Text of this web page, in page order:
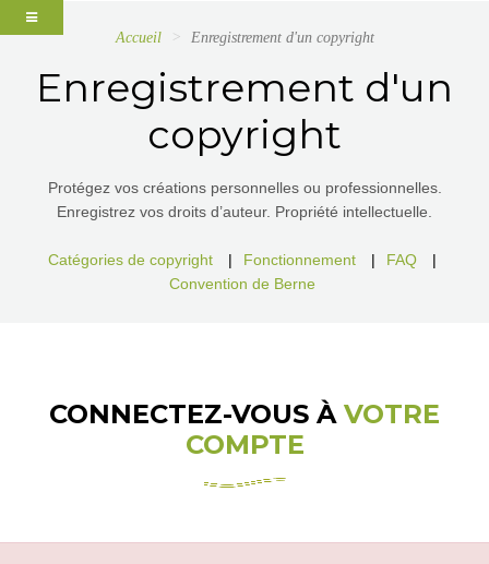
Accueil Enregistrement d'un copyright
Enregistrement d'un
copyright
Protégez vos créations personnelles ou professionnelles.
Enregistrez vos droits d’auteur. Propriété intellectuelle.
Catégories de copyright | Fonctionnement | FAQ
|
Convention de Berne
CONNECTEZ-VOUS À VOTRE
COMPTE